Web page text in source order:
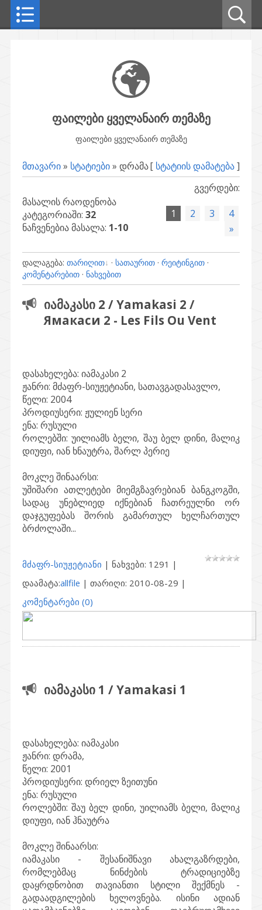
ფაილები ყველანაირ თემაზე
ფაილები ყველანაირ თემაზე
მთავარი» სტატიები» დრამა[ სტატიის დამატება]
მასალის რაოდენობა
კატეგორიაში: 32
ნაჩვენებია მასალა: 1-10
გვერდები:
1
2 3
4
»
დალაგება: თარიღით · სათაურით · რეიტინგით ·
კომენტარებით · ნახვებით
იამაკასი 2 / Yamakasi 2 /
Ямакаси 2 - Les Fils Ou Vent
დასახელება: იამაკასი 2
ჟანრი: მძაფრ-სიუჟეტიანი, სათავგადასავლო,
წელი: 2004
პროდიუსერი: ჟულიენ სერი
ენა: რუსული
როლებში: უილიამს ბელი, შაუ ბელ დინი, მალიკ
დიუფი, იან ხნაუტრა, შარლ პერიე
მოკლე შინაარსი:
უშიშარი ათლეტები მიემგზავრებიან ბანგკოგში,
სადაც უნებლიედ იქნებიან ჩათრეულნი ორ
დაჯგუფებას შორის გამართულ ხელჩართულ
ბრძოლაში...
მძაფრ-სიუჟეტიანი | ნახვები: 1291 |
დაამატა:allfile | თარიღი: 2010-08-29 |
კომენტარები (0)
იამაკასი 1 / Yamakasi 1
დასახელება: იამაკასი
ჟანრი: დრამა,
წელი: 2001
პროდიუსერი: დრიელ ზეითუნი
ენა: რუსული
როლებში: შაუ ბელ დინი, უილიამს ბელი, მალიკ
დიუფი, იან ჰნაუტრა
მოკლე შინაარსი:
იამაკასი - შესანიშნავი ახალგაზრდები,
რომლებმაც ნინძების ტრადიციებზე
დაყრდნობით თავიანთი სტილი შექმნეს -
გადაადგილების ხელოვნება. ისინი ადიან